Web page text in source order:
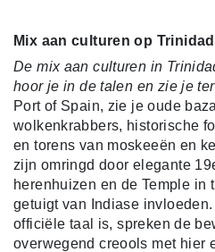
Mix aan culturen op Trinidad
De mix aan culturen in
hoor je in de talen en zie je
Port of Spain, zie je oude
wolkenkrabbers, historische
en torens van moskeeën en
zijn omringd door elegante
herenhuizen en de Temple in
getuigt van Indiase
officiële taal is, spreken de
overwegend creools met hier